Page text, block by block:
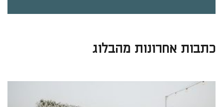
כתבות אחרונות מהבלוג